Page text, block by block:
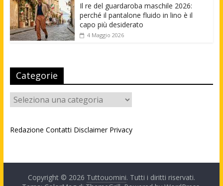
Il re del guardaroba maschile 2026:
perché il pantalone fluido in lino è il
capo più desiderato
4 Maggio 2026
Categorie
Categorie
Redazione Contatti Disclaimer Privacy
Copyright © 2026 Tuttouomini. Tutti i diritti riservati.